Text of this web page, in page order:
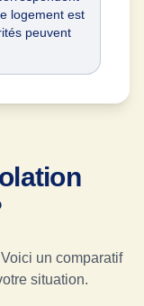
logement est
peuvent
un comparatif
situation.